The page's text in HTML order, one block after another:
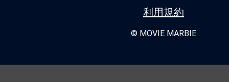
利用規約
© MOVIE MARBIE